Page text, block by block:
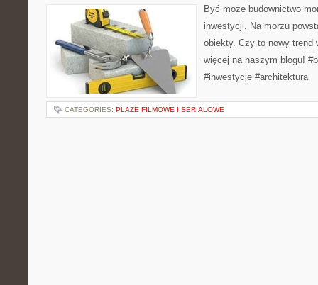
Być może budownictwo
inwestycji. Na morzu
obiekty. Czy to nowy trend
więcej na naszym blogu!
#inwestycje #architektura
CATEGORIES: PLAŻE FILMOWE I SERIALOWE